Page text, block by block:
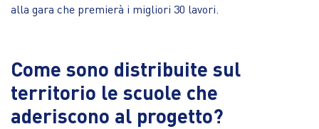
alla gara che premierà i migliori 30 lavori.
Come sono distribuite sul
territorio le scuole che
aderiscono al progetto?